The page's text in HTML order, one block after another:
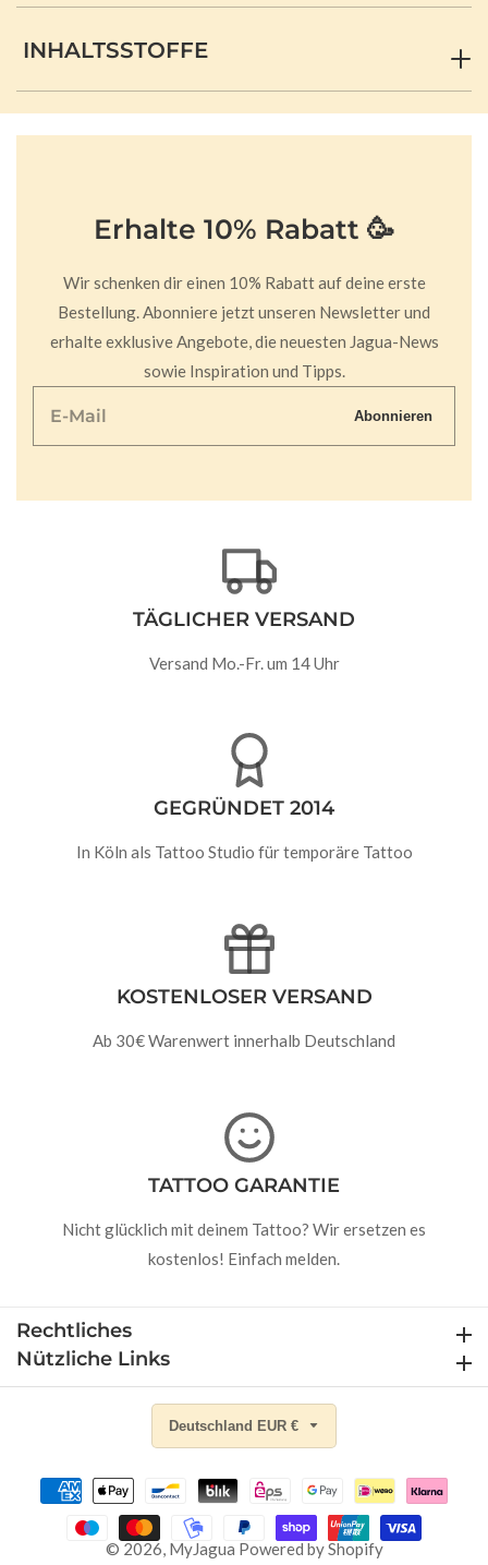
INHALTSSTOFFE
Erhalte 10% Rabatt 🥳
Wir schenken dir einen 10% Rabatt auf deine erste
Bestellung. Abonniere jetzt unseren Newsletter und
erhalte exklusive Angebote, die neuesten Jagua-News
sowie Inspiration und Tipps.
E-
Abonnieren
TÄGLICHER VERSAND
Versand Mo.-Fr. um 14 Uhr
GEGRÜNDET 2014
In Köln als Tattoo Studio für temporäre Tattoo
KOSTENLOSER VERSAND
Ab 30€ Warenwert innerhalb Deutschland
TATTOO GARANTIE
Nicht glücklich mit deinem Tattoo? Wir ersetzen es
kostenlos! Einfach melden.
Rechtliches
Nützliche Links
© 2026, MyJagua Powered by Shopify
Deutschland EUR €